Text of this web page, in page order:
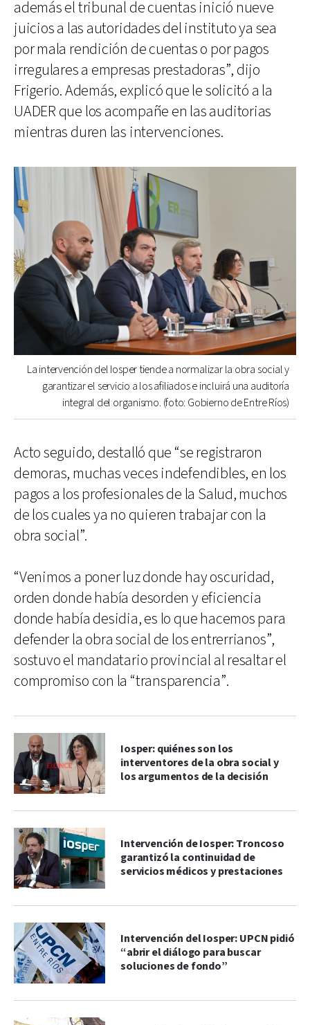
además el tribunal de cuentas inició nueve
juicios a las autoridades del instituto ya sea
por mala rendición de cuentas o por pagos
irregulares a empresas prestadoras”, dijo
Frigerio. Además, explicó que le solicitó a la
UADER que los acompañe en las auditorias
mientras duren las intervenciones.
La intervención del Iosper tiende a normalizar la obra social y
garantizar el servicio a los afiliados e incluirá una auditoría
integral del organismo. (foto: Gobierno de Entre Ríos)
Acto seguido, destalló que “se registraron
demoras, muchas veces indefendibles, en los
pagos a los profesionales de la Salud, muchos
de los cuales ya no quieren trabajar con la
obra social”.
“Venimos a poner luz donde hay oscuridad,
orden donde había desorden y eficiencia
donde había desidia, es lo que hacemos para
defender la obra social de los entrerrianos”,
sostuvo el mandatario provincial al resaltar el
compromiso con la “transparencia”.
Iosper: quiénes son los
interventores de la obra social y
los argumentos de la decisión
Intervención de Iosper: Troncoso
garantizó la continuidad de
servicios médicos y prestaciones
Intervención del Iosper: UPCN pidió
“abrir el diálogo para buscar
soluciones de fondo”